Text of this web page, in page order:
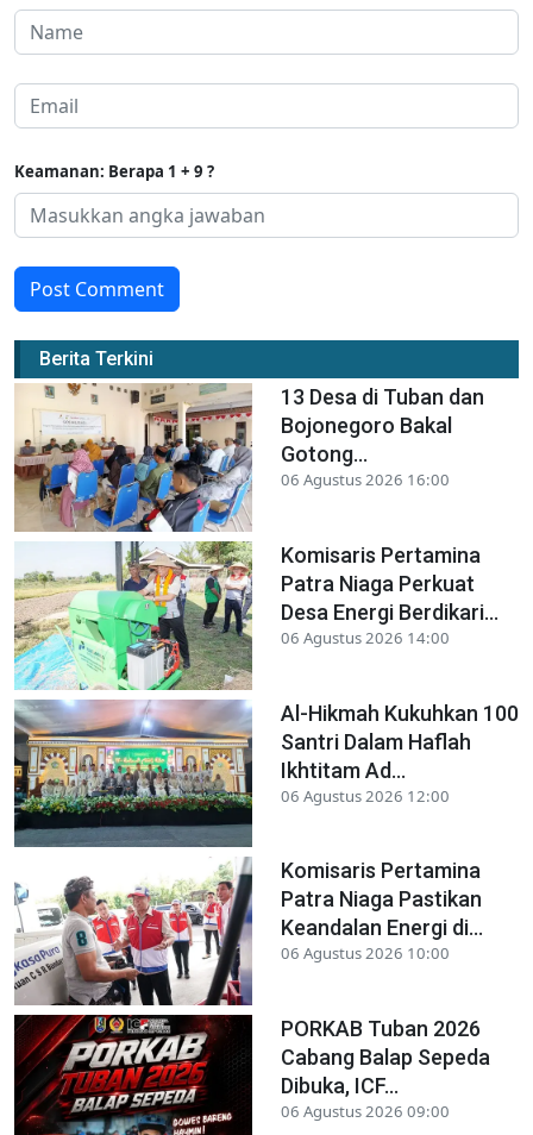
Keamanan: Berapa 1 + 9 ?
Post Comment
Berita Terkini
13 Desa di Tuban dan
Bojonegoro Bakal
Gotong...
06 Agustus 2026 16:00
Komisaris Pertamina
Patra Niaga Perkuat
Desa Energi Berdikari...
06 Agustus 2026 14:00
Al-Hikmah Kukuhkan 100
Santri Dalam Haflah
Ikhtitam Ad...
06 Agustus 2026 12:00
Komisaris Pertamina
Patra Niaga Pastikan
Keandalan Energi di...
06 Agustus 2026 10:00
PORKAB Tuban 2026
Cabang Balap Sepeda
Dibuka, ICF...
06 Agustus 2026 09:00